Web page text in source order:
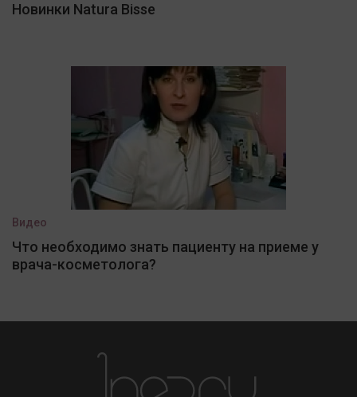
Новинки Natura Bisse
Видео
Что необходимо знать пациенту на приеме у
врача-косметолога?